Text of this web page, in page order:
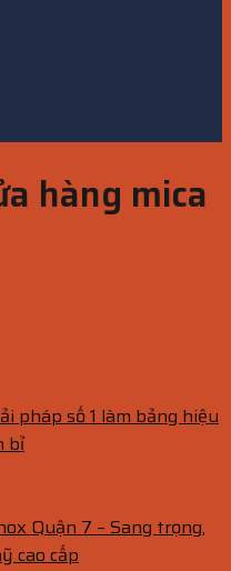
hàng mica
pháp số 1 làm bảng hiệu
bỉ
Quận 7 – Sang trọng,
cao cấp